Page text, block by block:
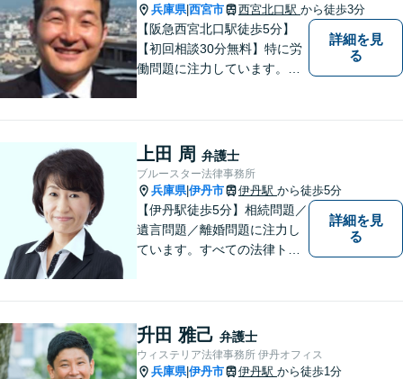
尽力します。【当日／夜間対
応可】
兵庫県|西宮市 西宮北口駅 から徒歩3分
【阪急西宮北口駅徒歩5分】
【初回相談30分無料】特に労
働問題に注力しています。残
民事事件，家事事件，刑事事
件も幅広く取り扱っておりま
す。
詳細を見
る
上田 周 弁護士
ブルースター法律事務所
兵庫県|伊丹市 伊丹駅 から徒歩5分
【伊丹駅徒歩5分】相続問題／
遺言問題／離婚問題に注力し
ています。すべての法律トラ
様と信頼関係を築いて紛争解
決し、解決後の人生を幸せに
過ごして頂きたいと願いを込
詳細を見
る
升田 雅己 弁護士
ウィステリア法律事務所 伊丹オフィス
兵庫県|伊丹市 伊丹駅 から徒歩1分